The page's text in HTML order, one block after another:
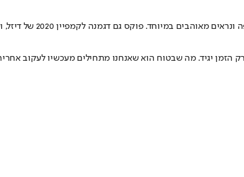
2020 של דיזל, ועל פי הכתבה המדוברת ווסט חשב שהחיבור שלה למותג הוא מדויק.
יגיד. מה שבטוח הוא שאנחנו מתחילים מעכשיו לעקוב